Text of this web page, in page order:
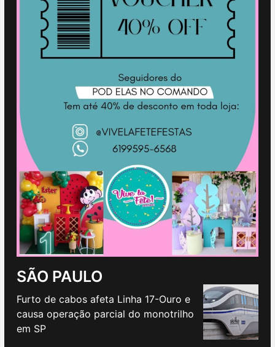
SÃO PAULO
Furto de cabos afeta Linha 17-Ouro e
causa operação parcial do monotrilho
em SP